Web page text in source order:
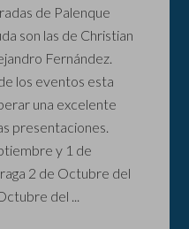
de Palenque
son las de Christian
Fernández.
los eventos esta
una excelente
presentaciones.
y 1 de
2 de Octubre del
del ...